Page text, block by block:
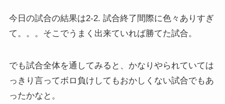
今日の試合の結果は2-2. 試合終了間際に色々ありすぎ
て。。。そこでうまく出来ていれば勝てた試合。
でも試合全体を通してみると、かなりやられていては
っきり言ってボロ負けしてもおかしくない試合でもあ
ったかなと。